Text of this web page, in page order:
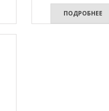
ПОДРОБНЕЕ